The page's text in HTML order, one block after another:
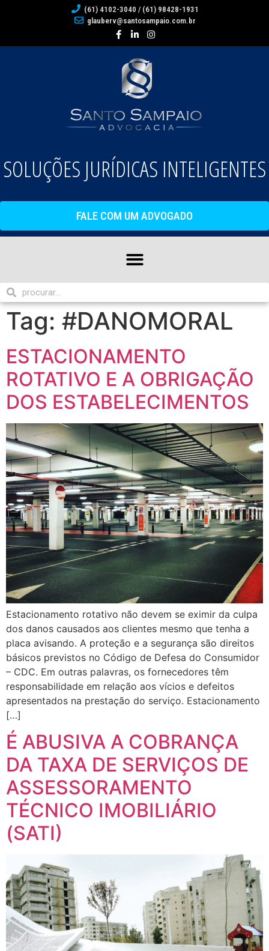
(61) 4102-3040 / (61) 98428-1931
glauberv@santosampaio.com.br
SOLUÇÕES JURÍDICAS INTELIGENTES
FALE COM UM ADVOGADO
Tag: #DANOMORAL
ESTACIONAMENTO
ROTATIVO E A OBRIGAÇÃO
DOS ESTABELECIMENTOS
Estacionamento rotativo não devem se eximir da culpa
dos danos causados aos clientes mesmo que tenha a
placa avisando. A proteção e a segurança são direitos
básicos previstos no Código de Defesa do Consumidor
– CDC. Em outras palavras, os fornecedores têm
responsabilidade em relação aos vícios e defeitos
apresentados na prestação do serviço. Estacionamento
[…]
É ABUSIVA A COBRANÇA
DA TAXA DE SERVIÇOS DE
ASSESSORAMENTO
TÉCNICO IMOBILIÁRIO
(SATI)